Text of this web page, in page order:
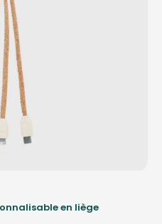
en liège